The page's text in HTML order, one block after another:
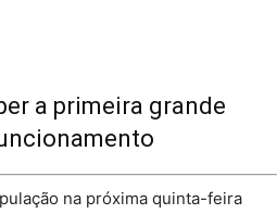
a primeira grande
na próxima quinta-feira